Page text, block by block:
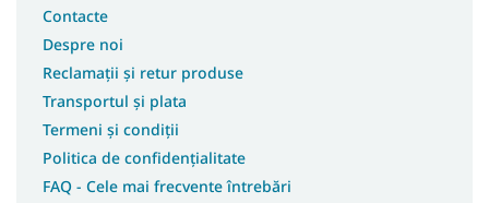
Contacte
Despre noi
Reclamații și retur produse
Transportul și plata
Termeni și condiții
Politica de confidențialitate
FAQ - Cele mai frecvente întrebări